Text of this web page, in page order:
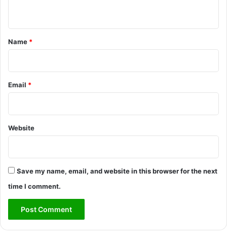
*
Name *
Email *
Website
Save my name, email, and website in this browser for the next
time I comment.